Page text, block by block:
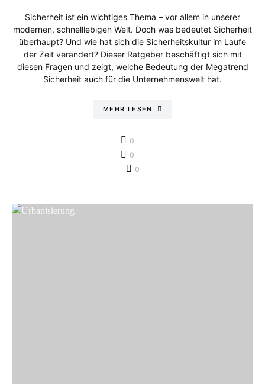
Sicherheit ist ein wichtiges Thema – vor allem in unserer
modernen, schnelllebigen Welt. Doch was bedeutet Sicherheit
überhaupt? Und wie hat sich die Sicherheitskultur im Laufe
der Zeit verändert? Dieser Ratgeber beschäftigt sich mit
diesen Fragen und zeigt, welche Bedeutung der Megatrend
Sicherheit auch für die Unternehmenswelt hat.
MEHR LESEN
0
0
0